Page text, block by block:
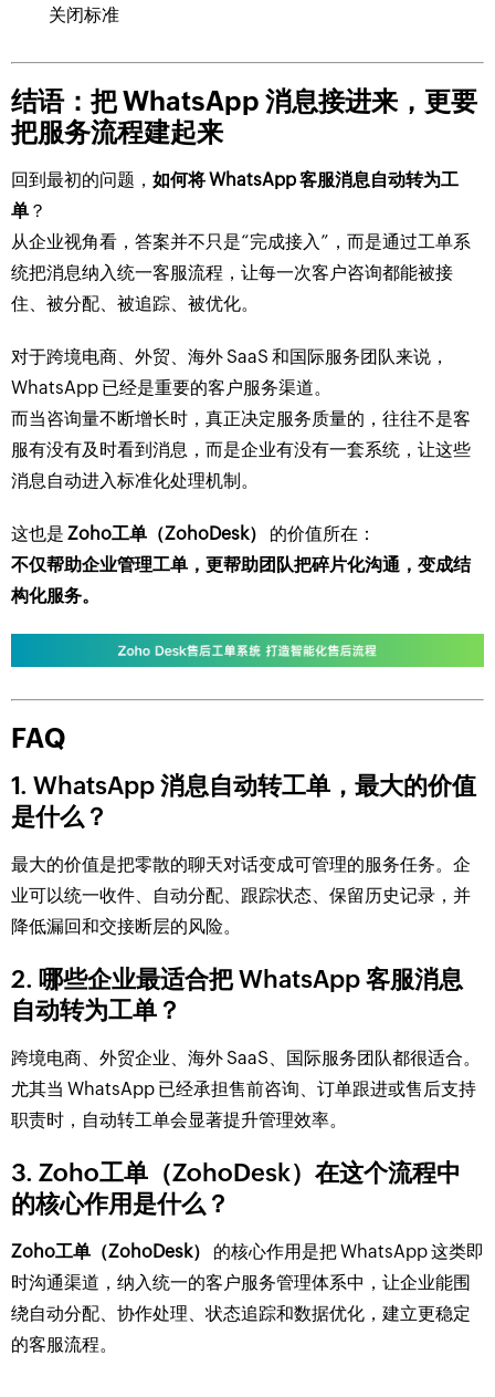
关闭标准
结语：把 WhatsApp 消息接进来，更要
把服务流程建起来
回到最初的问题， 如何将 WhatsApp 客服消息自动转为工
单 ？
从企业视角看，答案并不只是“完成接入”，而是通过工单系
统把消息纳入统一客服流程，让每一次客户咨询都能被接
住、被分配、被追踪、被优化。
对于跨境电商、外贸、海外 SaaS 和国际服务团队来说，
WhatsApp 已经是重要的客户服务渠道。
而当咨询量不断增长时，真正决定服务质量的，往往不是客
服有没有及时看到消息，而是企业有没有一套系统，让这些
消息自动进入标准化处理机制。
这也是 Zoho工单（ZohoDesk）
的价值所在：
不仅帮助企业管理工单，更帮助团队把碎片化沟通，变成结
构化服务。
FAQ
1. WhatsApp 消息自动转工单，最大的价值
是什么？
最大的价值是把零散的聊天对话变成可管理的服务任务。企
业可以统一收件、自动分配、跟踪状态、保留历史记录，并
降低漏回和交接断层的风险。
2. 哪些企业最适合把 WhatsApp 客服消息
自动转为工单？
跨境电商、外贸企业、海外 SaaS、国际服务团队都很适合。
尤其当 WhatsApp 已经承担售前咨询、订单跟进或售后支持
职责时，自动转工单会显著提升管理效率。
3. Zoho工单（ZohoDesk）在这个流程中
的核心作用是什么？
Zoho工单（ZohoDesk）
的核心作用是把 WhatsApp 这类即
时沟通渠道，纳入统一的客户服务管理体系中，让企业能围
绕自动分配、协作处理、状态追踪和数据优化，建立更稳定
的客服流程。